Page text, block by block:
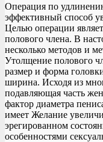
Операция по
эффективный способ
Целью операции
полового члена. В
несколько методов и
Утолщение полового
размер и форма
ширина. Исходя из
подавляющая часть
фактор диаметра
имеет Желание
эрегированном
особенностями